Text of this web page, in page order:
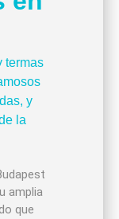
amplia
que